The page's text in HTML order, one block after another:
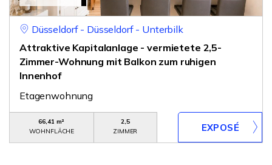
Düsseldorf - Düsseldorf - Unterbilk
Attraktive Kapitalanlage - vermietete 2,5-
Zimmer-Wohnung mit Balkon zum ruhigen
Innenhof
Etagenwohnung
66,41 m²
WOHNFLÄCHE
2,5
ZIMMER